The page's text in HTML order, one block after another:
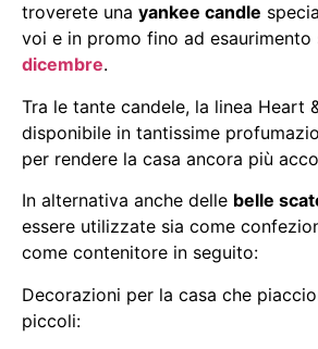
troverete una yankee candle
voi e in promo fino ad esaurimento
dicembre.
Tra le tante candele, la linea Heart
disponibile in tantissime
per rendere la casa ancora più
In alternativa anche delle belle
essere utilizzate sia come
come contenitore in seguito:
Decorazioni per la casa che
piccoli: